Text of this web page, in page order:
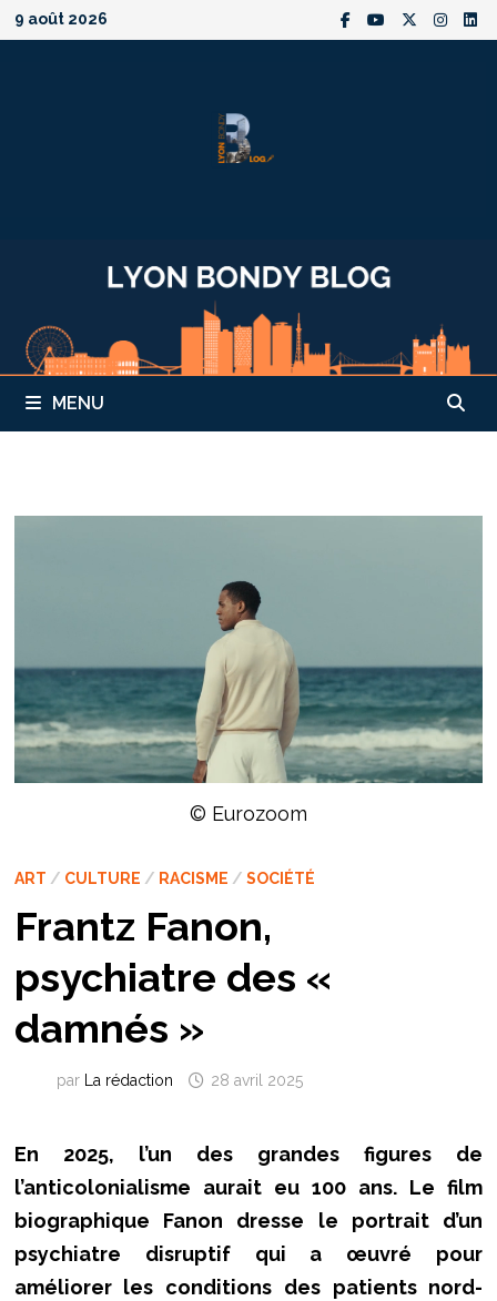
Passer
au
9 août 2026
MENU
© Eurozoom
ART / CULTURE / RACISME / SOCIÉTÉ
Frantz Fanon,
psychiatre des «
damnés »
par La rédaction 28 avril 2025
En 2025, l’un des grandes figures de
l’anticolonialisme aurait eu 100 ans. Le film
biographique Fanon dresse le portrait d’un
psychiatre disruptif qui a œuvré pour
améliorer les conditions des patients nord-